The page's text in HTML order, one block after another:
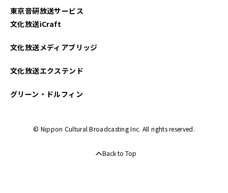
東京音研放送サービス
文化放送iCraft
文化放送メディアブリッジ
文化放送エクステンド
グリーン・ドルフィン
© Nippon Cultural Broadcasting Inc. All rights reserved.
Back to Top